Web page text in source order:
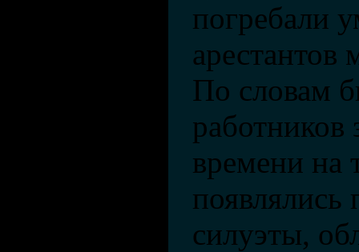
погребали
По словам
работников
времени на
появлялись
силуэты,